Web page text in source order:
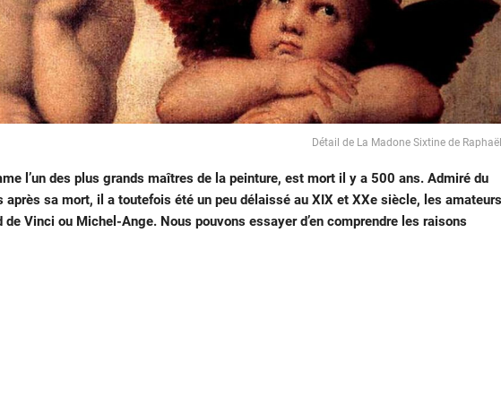
Détail de La Madone Sixtine de Raphaël
l’un des plus grands maîtres de la peinture, est mort il y a 500 ans. Admiré du
sa mort, il a toutefois été un peu délaissé au XIX et XXe siècle, les amateurs
de Vinci ou Michel-Ange. Nous pouvons essayer d’en comprendre les raisons